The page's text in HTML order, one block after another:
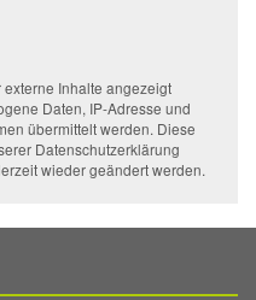
Inhalte angezeigt
Daten, IP-Adresse und
übermittelt werden. Diese
Datenschutzerklärung
wieder geändert werden.